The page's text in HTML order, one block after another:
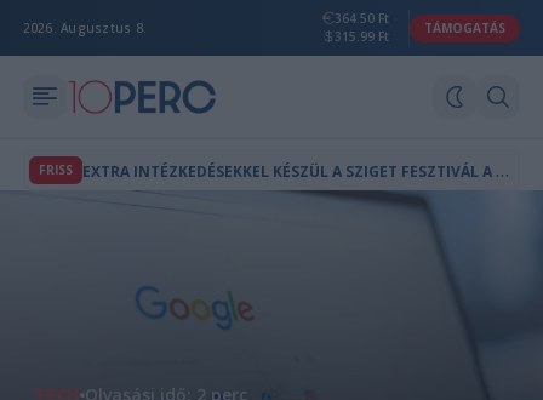
2026. Augusztus 8.
364.50 Ft
315.99 Ft
TÁMOGATÁS
FRISS E
XTRA INTÉZKEDÉSEKKEL KÉSZÜL A SZIGET FESZTIVÁL A POR ÉS HŐSÉG ELLEN
TECH Olvasási idő: 2 perc